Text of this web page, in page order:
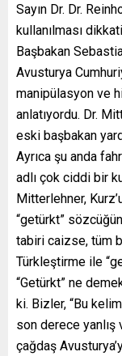
Sayın Dr. Dr.
kullanılması
Başbakan
Avusturya
manipülasyon ve
anlatıyordu. Dr.
eski başbakan
Ayrıca şu anda
adlı çok ciddi bir
Mitterlehner,
“getürkt”
tabiri caizse, tüm
Türkleştirme ile
“Getürkt” ne
ki. Bizler, “Bu
son derece yanlış
çağdaş